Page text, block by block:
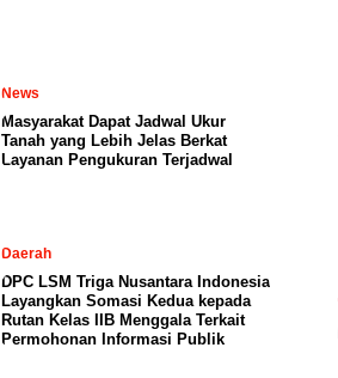
News
Masyarakat Dapat Jadwal Ukur
Tanah yang Lebih Jelas Berkat
Layanan Pengukuran Terjadwal
Daerah
DPC LSM Triga Nusantara Indonesia
Layangkan Somasi Kedua kepada
Rutan Kelas IIB Menggala Terkait
Permohonan Informasi Publik